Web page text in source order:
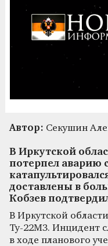
Автор: Секушин
В Иркутской
потерпел аварию
доставлены в
Кобзев
В Иркутской
Ту-22М3. Инцидент
в ходе планового